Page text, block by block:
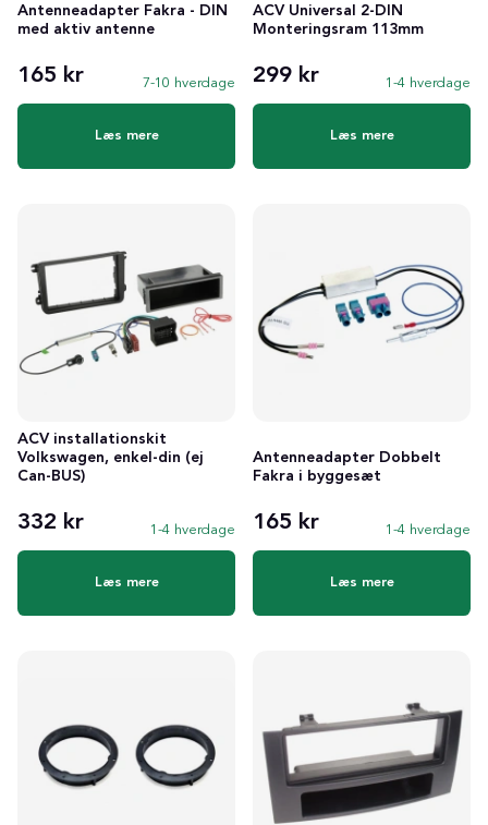
Antenneadapter Fakra - DIN
med aktiv antenne
165 kr 7-10 hverdage
Læs mere
ACV Universal 2-DIN
Monteringsram 113mm
299 kr 1-4 hverdage
Læs mere
ACV installationskit
Volkswagen, enkel-din (ej
Can-BUS)
332 kr 1-4 hverdage
Læs mere
Antenneadapter Dobbelt
Fakra i byggesæt
165 kr 1-4 hverdage
Læs mere